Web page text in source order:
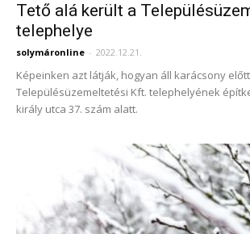
Tető alá került a
telephelye
solymáronline - 2022.12.21.
Képeinken azt látják, hogyan áll karácsony
Településüzemeltetési Kft. telephelyének
király utca 37. szám alatt.